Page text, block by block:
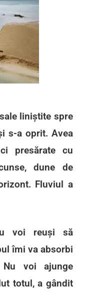
liniștite spre
s-a oprit. Avea
presărate cu
dune de
Fluviul a
voi reuși să
îmi va absorbi
voi ajunge
totul, a gândit